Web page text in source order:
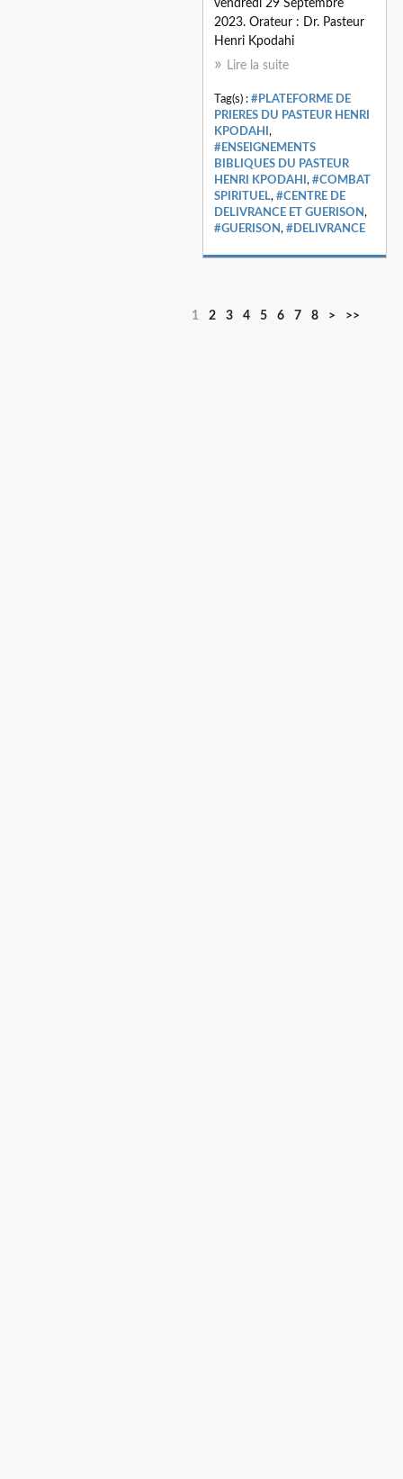
vendredi 29 Septembre
2023. Orateur : Dr. Pasteur
Henri Kpodahi
Lire la suite
Tag(s) : #PLATEFORME DE
PRIERES DU PASTEUR HENRI
KPODAHI ,
#ENSEIGNEMENTS
BIBLIQUES DU PASTEUR
HENRI KPODAHI , #COMBAT
SPIRITUEL, #CENTRE DE
DELIVRANCE ET GUERISON,
#GUERISON, #DELIVRANCE
1 2 3 4 5 6 7 8 > >>